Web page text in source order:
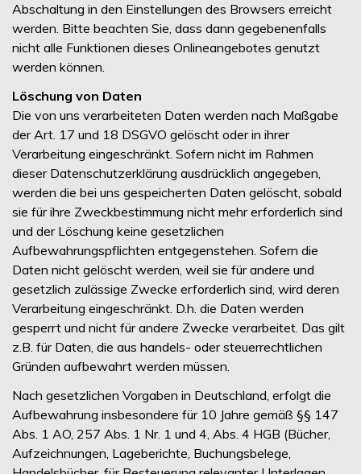
Abschaltung in den Einstellungen des Browsers erreicht
werden. Bitte beachten Sie, dass dann gegebenenfalls
nicht alle Funktionen dieses Onlineangebotes genutzt
werden können.
Löschung von Daten
Die von uns verarbeiteten Daten werden nach Maßgabe
der Art. 17 und 18 DSGVO gelöscht oder in ihrer
Verarbeitung eingeschränkt. Sofern nicht im Rahmen
dieser Datenschutzerklärung ausdrücklich angegeben,
werden die bei uns gespeicherten Daten gelöscht, sobald
sie für ihre Zweckbestimmung nicht mehr erforderlich sind
und der Löschung keine gesetzlichen
Aufbewahrungspflichten entgegenstehen. Sofern die
Daten nicht gelöscht werden, weil sie für andere und
gesetzlich zulässige Zwecke erforderlich sind, wird deren
Verarbeitung eingeschränkt. D.h. die Daten werden
gesperrt und nicht für andere Zwecke verarbeitet. Das gilt
z.B. für Daten, die aus handels- oder steuerrechtlichen
Gründen aufbewahrt werden müssen.
Nach gesetzlichen Vorgaben in Deutschland, erfolgt die
Aufbewahrung insbesondere für 10 Jahre gemäß §§ 147
Abs. 1 AO, 257 Abs. 1 Nr. 1 und 4, Abs. 4 HGB (Bücher,
Aufzeichnungen, Lageberichte, Buchungsbelege,